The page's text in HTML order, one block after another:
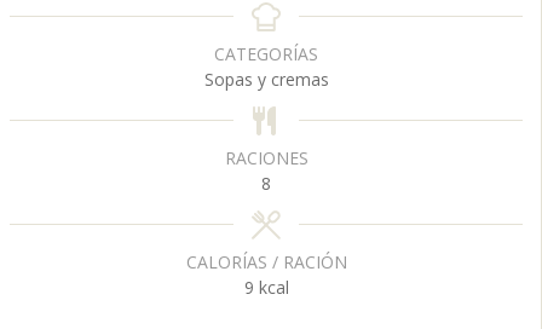
n
s
r
n
s
CATEGORÍAS
Sopas y cremas
RACIONES
8
CALORÍAS / RACIÓN
9 kcal